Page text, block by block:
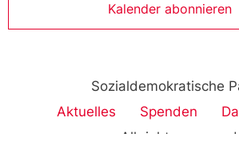
Kalender abonnieren
Sozialdemokratische
Aktuelles
Spenden
All rights reserved